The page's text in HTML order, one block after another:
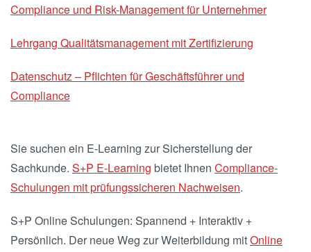
Compliance und Risk-Management für Unternehmer
Lehrgang Qualitätsmanagement mit Zertifizierung
Datenschutz – Pflichten für Geschäftsführer und
Compliance
Sie suchen ein E-Learning zur Sicherstellung der
Sachkunde. S+P E-Learning bietet Ihnen Compliance-
Schulungen mit prüfungssicheren Nachweisen.
S+P Online Schulungen: Spannend + Interaktiv +
Persönlich. Der neue Weg zur Weiterbildung mitOnline